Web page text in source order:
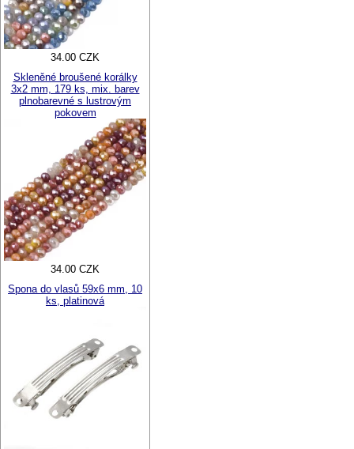
34.00 CZK
Skleněné broušené korálky
3x2 mm, 179 ks, mix. barev
plnobarevné s lustrovým
pokovem
34.00 CZK
Spona do vlasů 59x6 mm, 10
ks, platinová